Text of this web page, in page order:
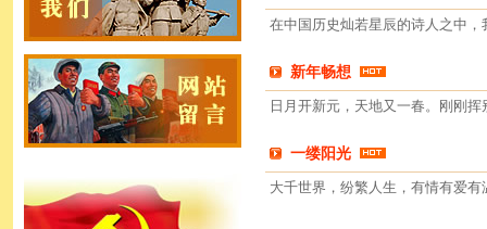
在中国历史灿若星辰的诗人之中
新年畅想
日月开新元，天地又一春。刚刚
一缕阳光
大千世界，纷繁人生，有情有爱